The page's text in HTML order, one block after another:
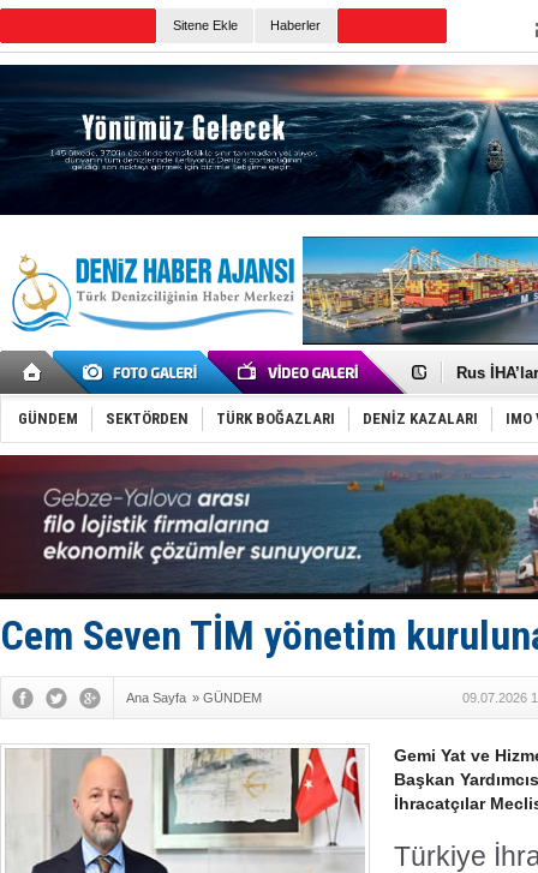
Sitene Ekle Haberler
Gemide
Rus
Tatil
Rusya,
Enejota
Denizcilik
‘14.
Taksi
TÜRKLİM
SOCAR da
Dünyanın
GÜNDEM SEKTÖRDEN TÜRK BOĞAZLARI DENİZ KAZALARI IMO
Cem Seven TİM yönetim
Ana Sayfa » GÜNDEM 09.07.2026
Gemi Yat ve
Başkan
İhracatçılar
Türkiye